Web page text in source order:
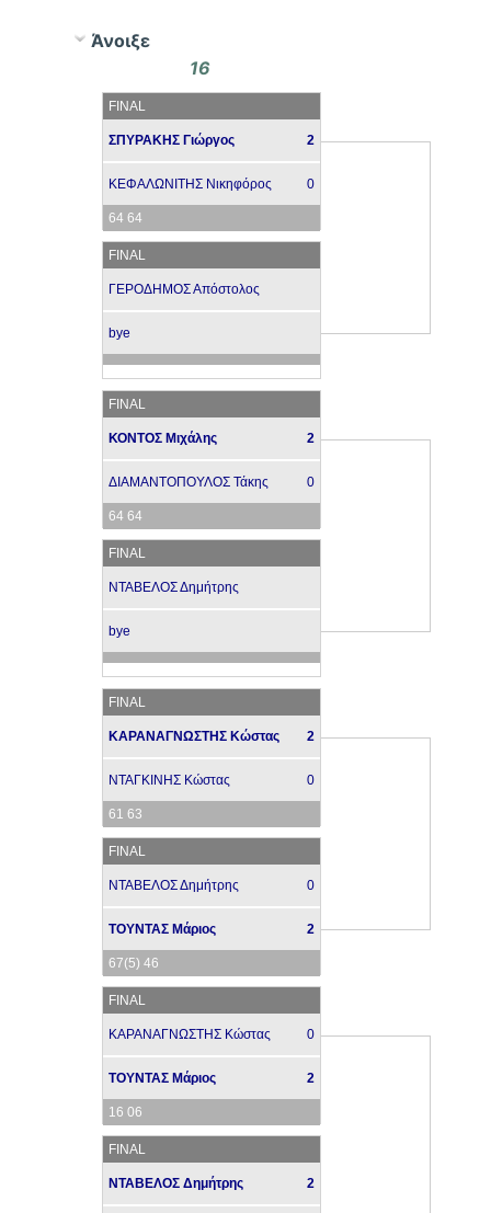
Άνοιξε
16
FINAL
ΣΠΥΡΑΚΗΣ Γιώργος 2
ΚΕΦΑΛΩΝΙΤΗΣ Νικηφόρος 0
64 64
FINAL
ΓΕΡΟΔΗΜΟΣ Απόστολος
bye
FINAL
ΚΟΝΤΟΣ Μιχάλης 2
ΔΙΑΜΑΝΤΟΠΟΥΛΟΣ Τάκης 0
64 64
FINAL
ΝΤΑΒΕΛΟΣ Δημήτρης
bye
FINAL
ΚΑΡΑΝΑΓΝΩΣΤΗΣ Κώστας 2
ΝΤΑΓΚΙΝΗΣ Κώστας 0
61 63
FINAL
ΝΤΑΒΕΛΟΣ Δημήτρης 0
ΤΟΥΝΤΑΣ Μάριος 2
67(5) 46
FINAL
ΚΑΡΑΝΑΓΝΩΣΤΗΣ Κώστας 0
ΤΟΥΝΤΑΣ Μάριος 2
16 06
FINAL
ΝΤΑΒΕΛΟΣ Δημήτρης 2